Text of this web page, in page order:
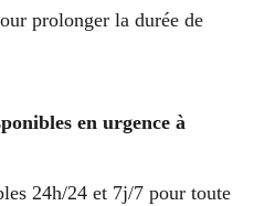
prolonger la durée de
en urgence à
24h/24 et 7j/7 pour toute